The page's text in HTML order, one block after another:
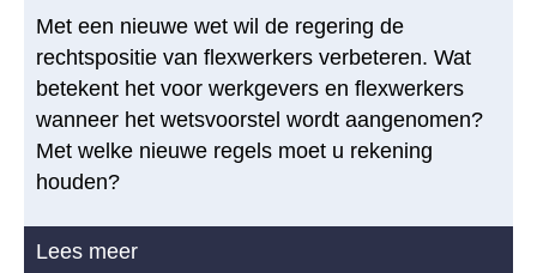
Met een nieuwe wet wil de regering de
rechtspositie van flexwerkers verbeteren. Wat
betekent het voor werkgevers en flexwerkers
wanneer het wetsvoorstel wordt aangenomen?
Met welke nieuwe regels moet u rekening
houden?
Lees meer